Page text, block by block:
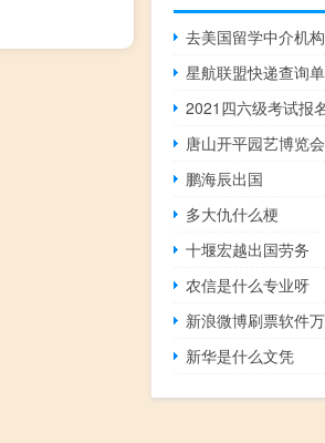
去美国留学中介机构
鹏海辰出国
多大仇什么梗
十堰宏越出国劳务
农信是什么专业呀
新华是什么文凭